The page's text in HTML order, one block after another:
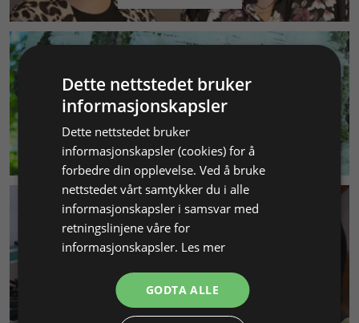
MILJØ & BÆREKRAFT
Dette nettstedet bruker
informasjonskapsler
Dette nettstedet bruker
informasjonskapsler (cookies) for å
forbedre din opplevelse. Ved å bruke
nettstedet vårt samtykker du i alle
informasjonskapsler i samsvar med
retningslinjene våre for
informasjonskapsler. Les mer
GODTA ALLE